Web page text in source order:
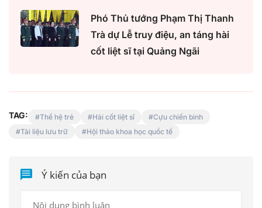
Phó Thủ tướng Phạm Thị Thanh
Trà dự Lễ truy điệu, an táng hài
cốt liệt sĩ tại Quảng Ngãi
TAG: Thế hệ trẻ Hài cốt liệt sĩ
Cựu chiến binh
Tài liệu lưu trữ
Hội thảo khoa học quốc tế
Ý kiến của bạn